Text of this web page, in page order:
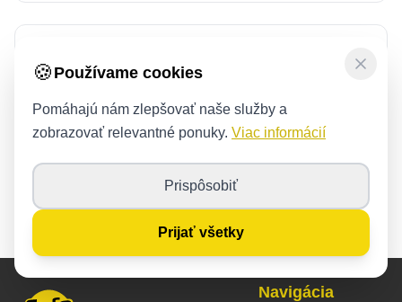
Rýchly odvoz suťa, podláh a stavebného odpadu.
Hodinový manžel
Drobné opravy, inštalácie a domáce práce.
Navigácia
🍪 Používame cookies
Pomáhajú nám zlepšovať naše služby a
zobrazovať relevantné ponuky. Viac informácií
Prispôsobiť
Prijať všetky